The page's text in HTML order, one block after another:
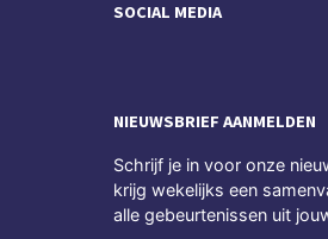
SOCIAL MEDIA
NIEUWSBRIEF AANMELDEN
Schrijf je in voor onze
krijg wekelijks een
alle gebeurtenissen uit